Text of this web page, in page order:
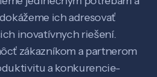
O nás
Kontakt
ich adresovať
inovatívnych riešení.
zákazníkom a partnerom
a konkurencie-